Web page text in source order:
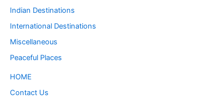
Indian Destinations
International Destinations
Miscellaneous
Peaceful Places
HOME
Contact Us